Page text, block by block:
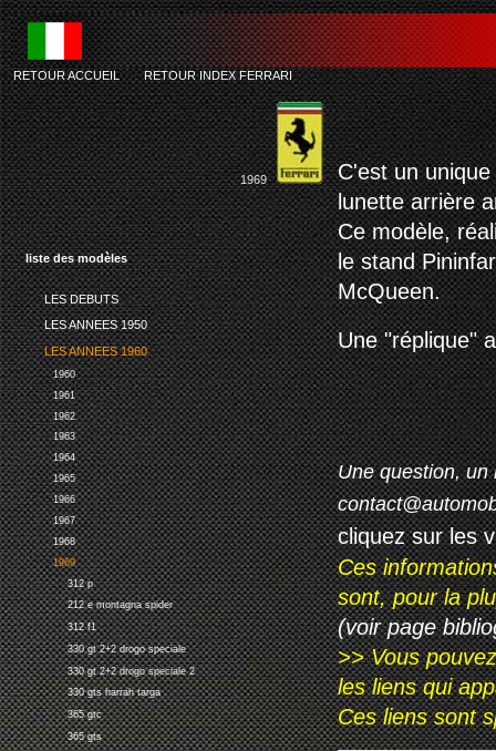
liste des modèles
LES DEBUTS
LES ANNEES 1950
LES ANNEES 1960
1960
1961
1962
1963
1964
1965
1966
1967
1968
1969
312 p
212 e montagna spider
312 f1
330 gt 2+2 drogo speciale
330 gt 2+2 drogo speciale 2
330 gts harrah targa
365 gtc
365 gts
RETOUR ACCUEIL-RETOUR INDEX FERRARI
1969
C'est un
lunette arrière
Ce modèle,
le stand
McQueen.
Une "réplique"
Une question, un
cliquez sur les
Ces
sont, pour la
(voir page
>> Vous
les liens qui
Ces liens sont